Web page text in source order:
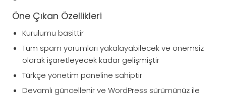
Öne Çıkan Özellikleri
Kurulumu basittir
Tüm spam yorumları yakalayabilecek ve önemsiz
olarak işaretleyecek kadar gelişmiştir
Türkçe yönetim paneline sahiptir
Devamlı güncellenir ve WordPress sürümünüz ile